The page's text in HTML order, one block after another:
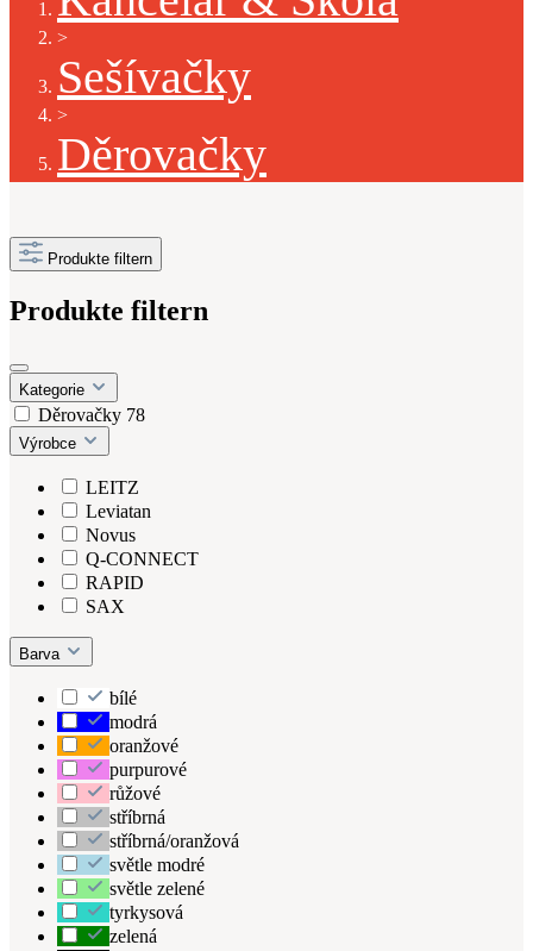
>
Sešívačky
>
Děrovačky
Produkte filtern
Produkte filtern
Kategorie
Děrovačky 78
Výrobce
LEITZ
Leviatan
Novus
Q-CONNECT
RAPID
SAX
Barva
bílé
modrá
oranžové
purpurové
růžové
stříbrná
stříbrná/oranžová
světle modré
světle zelené
tyrkysová
zelená